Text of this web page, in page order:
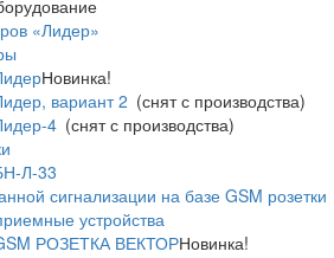
«Лидер»
Новинка!
вариант 2 (снят с производства)
4 (снят с производства)
Л-33
сигнализации на базе GSM розетки
устройства
РОЗЕТКА ВЕКТОРНовинка!